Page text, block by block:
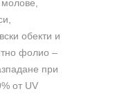
обекти и
фолио –
при
от UV